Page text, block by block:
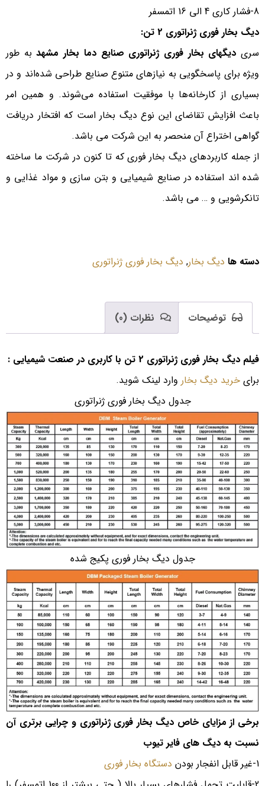
8-فشار کاری 4 الی 16 اتمسفر
دیگ بخار فوری ژنراتوری 2 تن:
سری دیگهای بخار فوری ژنراتوری صنایع دما بخار مشهد به طور
ویژه برای پاسخگویی به نیازهای متنوع صنایع طراحی شده‌اند و در
بسیاری از کارخانه‌ها با موفقیت استفاده می‌شوند. و همین امر
باعث افزایش تقاضای این نوع دیگ بخار است که افتخار دریافت
گواهی اختراع آن منحصر به این شرکت می باشد.
از جمله کاربردهای دیگ بخار فوری که تا کنون در شرکت ما ساخته
شده اند استفاده در صنایع شیمیایی و بتن سازی و مواد غذایی و
تانکرشویی و … می باشد.
دسته ها دیگ بخار, دیگ بخار فوری ژنراتوری
توضیحات نظرات (0)
فیلم دیگ بخار فوری ژنراتوری 2 تن با کاربری در صنعت شیمیایی :
برای خرید دیگ بخار وارد لینک شوید.
جدول دیگ بخار فوری ژنراتوری
جدول دیگ بخار فوری پکیج شده
برخی از مزایای خاص دیگ بخار فوری ژنراتوری و چرایی برتری آن
نسبت به دیگ های فایر تیوب
1-غیر قابل انفجار بودن
دستگاه بخار فوری